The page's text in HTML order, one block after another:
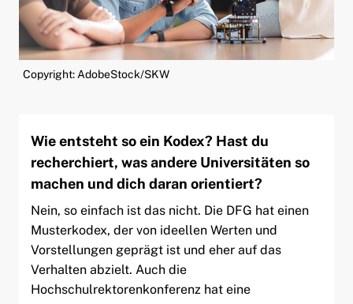
Copyright: AdobeStock/SKW
Wie entsteht so ein Kodex? Hast du
recherchiert, was andere Universitäten so
machen und dich daran orientiert?
Nein, so einfach ist das nicht. Die DFG hat einen
Musterkodex, der von ideellen Werten und
Vorstellungen geprägt ist und eher auf das
Verhalten abzielt. Auch die
Hochschulrektorenkonferenz hat eine